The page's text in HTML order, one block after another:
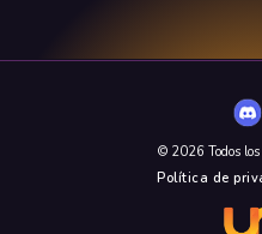
© 2026 Todos los
Política de